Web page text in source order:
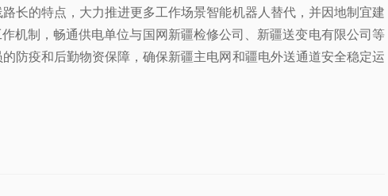
长的特点，大力推进更多工作场景智能机器人替代，并因地制宜建
机制，畅通供电单位与国网新疆检修公司、新疆送变电有限公司等
防疫和后勤物资保障，确保新疆主电网和疆电外送通道安全稳定运